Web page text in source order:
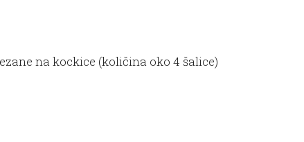
na kockice (količina oko 4 šalice)